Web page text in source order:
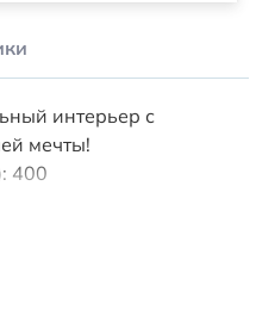
интерьер с
мечты!
400